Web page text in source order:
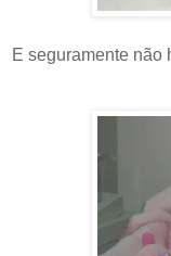
E seguramente não